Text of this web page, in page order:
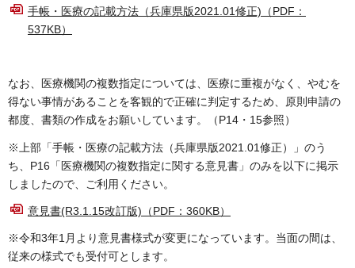
手帳・医療の記載方法（兵庫県版2021.01修正)（PDF：
537KB）
なお、医療機関の複数指定については、医療に重複がなく、やむを
得ない事情があることを客観的で正確に判定するため、原則申請の
都度、書類の作成をお願いしています。（P14・15参照）
※上部「手帳・医療の記載方法（兵庫県版2021.01修正）」のう
ち、P16「医療機関の複数指定に関する意見書」のみを以下に掲示
しましたので、ご利用ください。
意見書(R3.1.15改訂版)（PDF：360KB）
※令和3年1月より意見書様式が変更になっています。当面の間は、
従来の様式でも受付可とします。